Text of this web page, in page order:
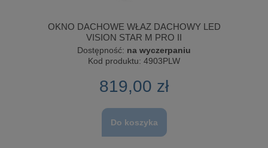
OKNO DACHOWE WŁAZ DACHOWY LED
VISION STAR M PRO II
Dostępność: na wyczerpaniu
Kod produktu: 4903PLW
819,00 zł
Do koszyka